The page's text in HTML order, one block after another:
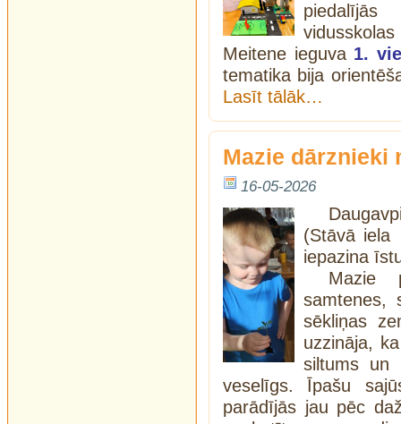
piedalījās
Meitene ieguva 1.
tematika bija
Lasīt tālāk…
Mazie dārznieki
16-05-2026
(Stāvā iela
iepazina
Mazie
samtenes,
sēkliņas
uzzināja,
siltums un
veselīgs. Īpašu
parādījās jau pēc